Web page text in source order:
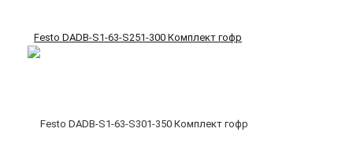
Festo DADB-S1-63-S251-300 Комплект гофр